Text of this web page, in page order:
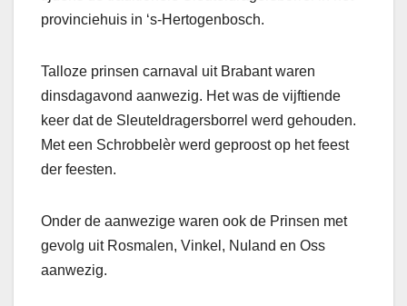
provinciehuis in ‘s-Hertogenbosch.
Talloze prinsen carnaval uit Brabant waren
dinsdagavond aanwezig. Het was de vijftiende
keer dat de Sleuteldragersborrel werd gehouden.
Met een Schrobbelèr werd geproost op het feest
der feesten.
Onder de aanwezige waren ook de Prinsen met
gevolg uit Rosmalen, Vinkel, Nuland en Oss
aanwezig.